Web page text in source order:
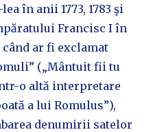
în anii 1773, 1783 şi
Francisc I în
când ar fi exclamat
(„Mântuit fii tu
o altă interpretare
a lui Romulus”),
denumirii satelor